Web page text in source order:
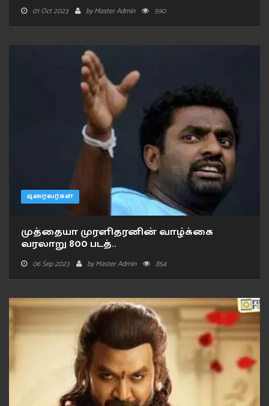
01 Oct 2023 byMaster Admin 590
டிரைலர்கள்
முத்தையா முரளிதரனின் வாழ்க்கை
வரலாறு 800 படத்..
06 Sep 2023 byMaster Admin 854